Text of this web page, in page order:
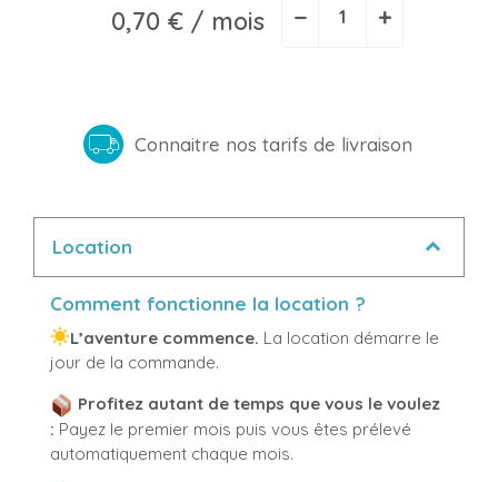
0,70 € / mois − +
Connaitre nos tarifs de livraison
Location
Comment fonctionne la location ?
L’aventure commence. La location démarre le
jour de la commande.
Profitez autant de temps que vous le voulez
: Payez le premier mois puis vous êtes prélevé
automatiquement chaque mois.